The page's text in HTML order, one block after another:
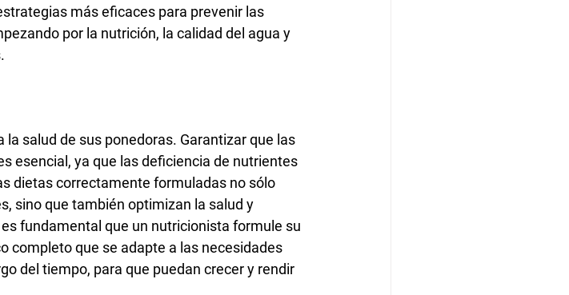
más eficaces para prevenir las
por la nutrición, la calidad del agua y
salud de sus ponedoras. Garantizar que las
esencial, ya que las deficiencia de nutrientes
dietas correctamente formuladas no sólo
sino que también optimizan la salud y
fundamental que un nutricionista formule su
completo que se adapte a las necesidades
del tiempo, para que puedan crecer y rendir